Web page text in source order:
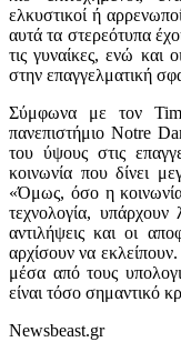
ελκυστικοί ή
αυτά τα στερεότυπα
τις γυναίκες, ενώ και
στην επαγγελματική
Σύμφωνα με τον
πανεπιστήμιο Notre
του ύψους στις
κοινωνία που δίνει
«Όμως, όσο η
τεχνολογία, υπάρχουν
αντιλήψεις και οι
αρχίσουν να
μέσα από τους
είναι τόσο σημαντικό
Newsbeast.gr